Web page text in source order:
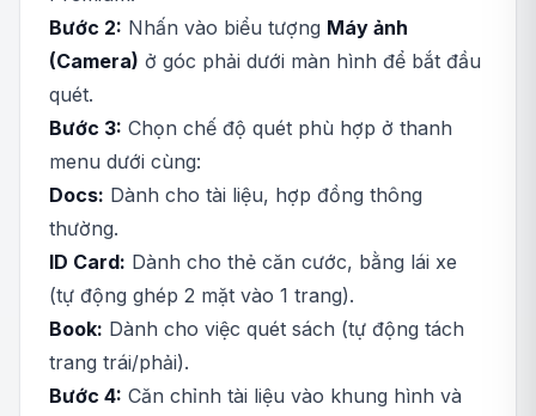
Bước 2: Nhấn vào biểu tượng Máy ảnh
(Camera) ở góc phải dưới màn hình để bắt đầu
quét.
Bước 3: Chọn chế độ quét phù hợp ở thanh
menu dưới cùng:
Docs: Dành cho tài liệu, hợp đồng thông
thường.
ID Card: Dành cho thẻ căn cước, bằng lái xe
(tự động ghép 2 mặt vào 1 trang).
Book: Dành cho việc quét sách (tự động tách
trang trái/phải).
Bước 4: Căn chỉnh tài liệu vào khung hình và